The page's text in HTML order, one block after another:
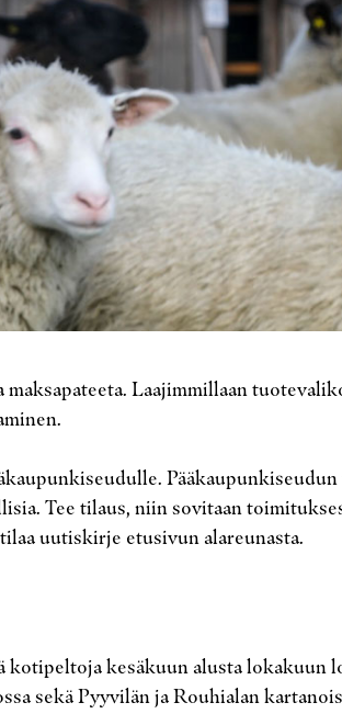
Laajimmillaan
Tee tilaus, niin sovitaan
uutiskirje etusivun alareunasta.
kesäkuun alusta lokakuun
sekä Pyyvilän ja Rouhialan